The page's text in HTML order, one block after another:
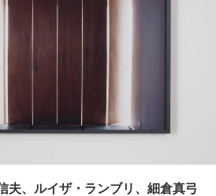
夫、ルイザ・ランブリ、細倉真弓